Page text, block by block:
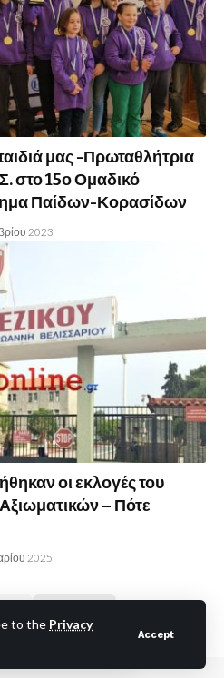
to the Privacy
Accept
μας -Πρωταθλήτρια
στο 15ο Ομαδικό
Παίδων-Κορασίδων
2023
οι εκλογές του
– Πότε
2025